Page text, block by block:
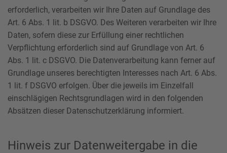
erforderlich, verarbeiten wir Ihre Daten auf Grundlage des
Art. 6 Abs. 1 lit. b DSGVO. Des Weiteren verarbeiten wir Ihre
Daten, sofern diese zur Erfüllung einer rechtlichen
Verpflichtung erforderlich sind auf Grundlage von Art. 6
Abs. 1 lit. c DSGVO. Die Datenverarbeitung kann ferner auf
Grundlage unseres berechtigten Interesses nach Art. 6 Abs.
1 lit. f DSGVO erfolgen. Über die jeweils im Einzelfall
einschlägigen Rechtsgrundlagen wird in den folgenden
Absätzen dieser Datenschutzerklärung informiert.
Hinweis zur Datenweitergabe in die